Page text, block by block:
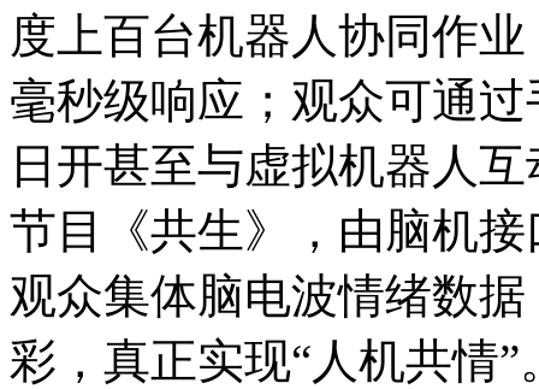
度上百台机器人协同作
毫秒级响应；观众可通
日开甚至与虚拟机器人
节目《共生》，由脑机
观众集体脑电波情绪数
彩，真正实现“人机共情”